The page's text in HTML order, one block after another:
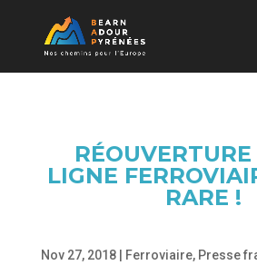
RÉOUVERTURE
LIGNE
RARE !
Nov 27, 2018| Ferroviaire, Presse